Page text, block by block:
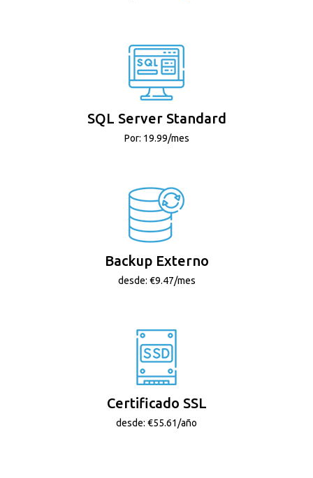
SQL Server Standard
Por: 19.99/mes
Backup Externo
desde: €9.47/mes
Certificado SSL
desde: €55.61/año